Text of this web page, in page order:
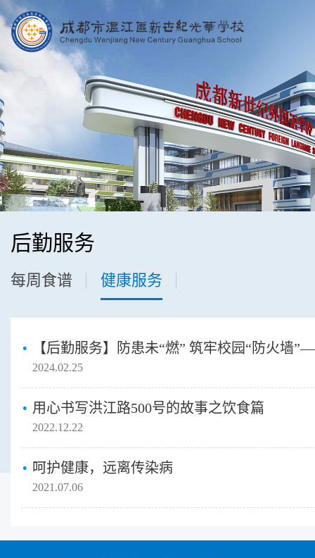
后勤服务
每周食谱 健康服务
2024.02.25
用心书写洪江路500号的故事之饮食篇
2022.12.22
呵护健康，远离传染病
2021.07.06